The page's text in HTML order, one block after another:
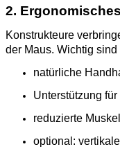
2.
Konstrukteure
der Maus. Wichtig sind
natürliche
Unterstützung
reduzierte
optional: